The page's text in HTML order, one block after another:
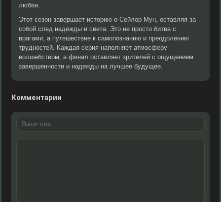
любви.
Этот сезон завершает историю о Сейлор Мун, оставляя за
собой след надежды и света. Это не просто битва с
врагами, а путешествие к самопознанию и преодолению
трудностей. Каждая серия наполняет атмосферу
волшебством, а финал оставляет зрителей с ощущением
завершенности и надежды на лучшее будущее.
Комментарии